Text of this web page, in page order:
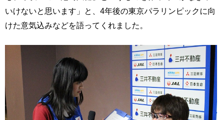
いけないと思います」と、4年後の東京パラリンピックに向
けた意気込みなどを語ってくれました。